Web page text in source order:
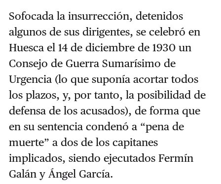
Sofocada la insurrección, detenidos
algunos de sus dirigentes, se celebró en
Huesca el 14 de diciembre de 1930 un
Consejo de Guerra Sumarísimo de
Urgencia (lo que suponía acortar todos
los plazos, y, por tanto, la posibilidad de
defensa de los acusados), de forma que
en su sentencia condenó a “pena de
muerte” a dos de los capitanes
implicados, siendo ejecutados Fermín
Galán y Ángel García.